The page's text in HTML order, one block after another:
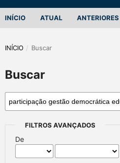
INÍCIO ATUAL ANTERIORES
INÍCIO / Buscar
Buscar
FILTROS AVANÇADOS
De